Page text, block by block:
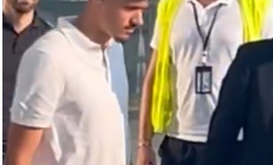
AUSTRIJA
14:54, 04.02.2026
Velikan zagrizao za Alajbegovića:
mu ono što drugi klubovi ne mogu!